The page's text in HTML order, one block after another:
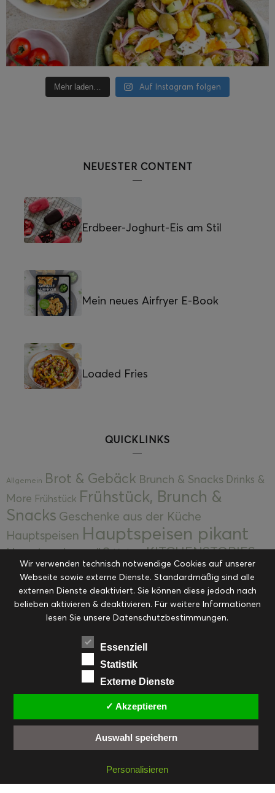
Mehr laden… Auf Instagram folgen
NEUESTER CONTENT
Erdbeer-Joghurt-Eis am Stil
Mein neues Airfryer E-Book
Loaded Fries
QUICKLINKS
Allgemein Brot & Gebäck Brunch & Snacks Drinks &
More Frühstück Frühstück, Brunch &
Snacks Geschenke aus der Küche
Hauptspeisen Hauptspeisen pikant
Hauptspeisen süßKekseKITCHENSTORIES
Kuchen, Torten & Desserts Kuchen und
Desserts Kulinarik Kulinarische Mitbringsel &
Eingemachtes Ohne Kategorie Ostern Resteküche
RezepteSaisonalSliderStartseite
Suppen, Salate & Vorspeisen
Vorspeisen, Salate & Suppen
Weihnachten Workshops & Events
FACEBOOK PINTEREST
EMAIL
INSTAGRAM
© cookiteasy.at by Simone Kemptner | powered byECKER Digital IT Solutions
Wir verwenden technisch notwendige Cookies auf unserer
Webseite sowie externe Dienste. Standardmäßig sind alle
externen Dienste deaktiviert. Sie können diese jedoch nach
belieben aktivieren & deaktivieren. Für weitere Informationen
lesen Sie unsere Datenschutzbestimmungen.
Essenziell
Statistik
Externe Dienste
✓ Akzeptieren
Auswahl speichern
Personalisieren